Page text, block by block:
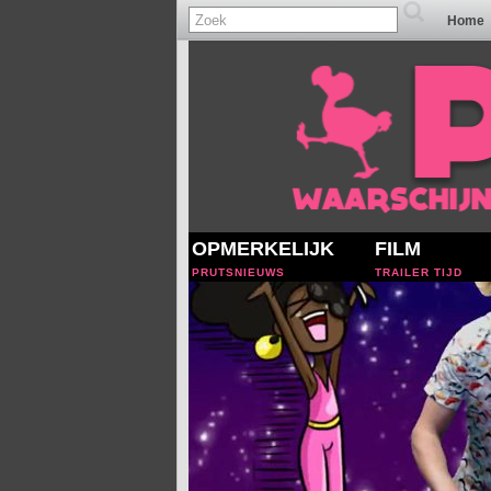
Home
OPMERKELIJK
PRUTSNIEUWS
FILM
TRAILER TIJD